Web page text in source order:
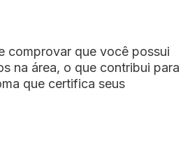
comprovar que você possui
na área, o que contribui para
que certifica seus